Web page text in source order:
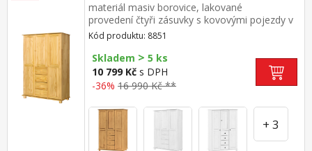
materiál masiv borovice, lakované
provedení čtyři zásuvky s kovovými pojezdy v
levé části dvě šatní tyče, ve střední části 1
police a v pravé části 3 police doporučený
nástavec 8864
Kód produktu: 8851
Skladem > 5 ks
10 799 Kč s DPH
-36% 16 990 Kč **
+ 3